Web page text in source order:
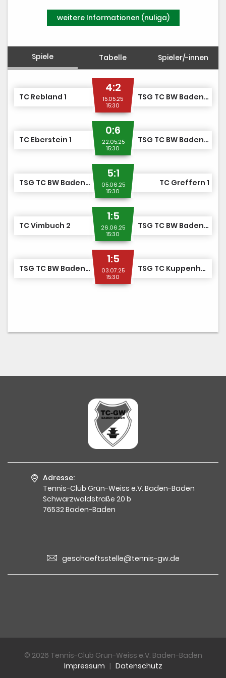
weitere Informationen (nuliga)
Spiele Tabelle Spieler/-innen
TC Rebland 1
4:2
15.05.25
15:30
TSG TC BW Baden-Baden/TC GW Baden-Baden 2
TC Eberstein 1
0:6
22.05.25
15:30
TSG TC BW Baden-Baden/TC GW Baden-Baden 2
TSG TC BW Baden-Baden/TC GW Baden-Baden 2
5:1
05.06.25
15:30
TC Greffern 1
TC Vimbuch 2
1:5
26.06.25
15:30
TSG TC BW Baden-Baden/TC GW Baden-Baden 2
TSG TC BW Baden-Baden/TC GW Baden-Baden 2
1:5
03.07.25
15:30
TSG TC Kuppenheim/TC RW Muggensturm 1
Adresse:
Tennis-Club Grün-Weiss e.V. Baden-Baden
Schwarzwaldstraße 20 b
76532 Baden-Baden
geschaeftsstelle@tennis-gw.de
© 2026 Tennis-Club Grün-Weiss e.V. Baden-Baden
Impressum | Datenschutz